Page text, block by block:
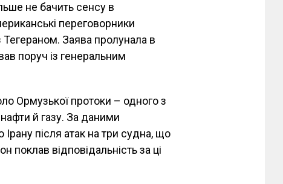
не бачить сенсу в
переговорники
Заява пролунала в
поруч із генеральним
Ормузької протоки – одного з
й газу. За даними
після атак на три судна, що
відповідальність за ці